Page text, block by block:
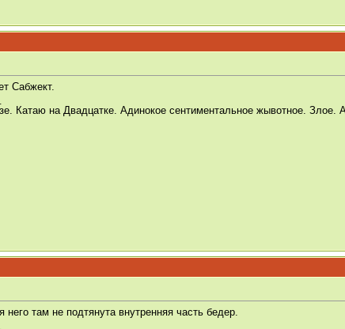
Сабжект.
Катаю на Двадцатке. Адинокое сентиментальное жывотное. Злое.
него там не подтянута внутренняя часть бедер.